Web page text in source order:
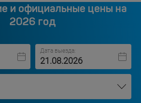
и официальные цены на
2026 год
Дата выезда: